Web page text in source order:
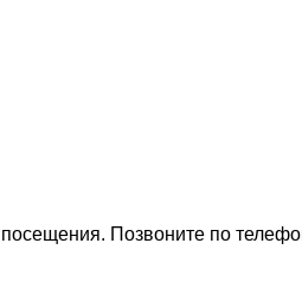
Позвоните по